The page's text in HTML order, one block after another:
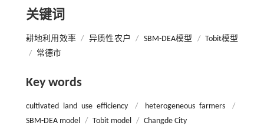
关键词
耕地利用效率 / 异质性农户 / SBM-DEA模型 / Tobit模型
/
常德市
Key words
cultivated land use efficiency / heterogeneous farmers
/
SBM-DEA model / Tobit model / Changde City